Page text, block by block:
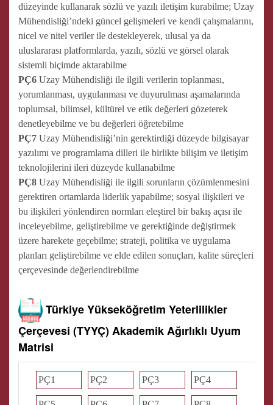
düzeyinde kullanarak sözlü ve yazılı iletişim kurabilme; Uzay
Mühendisliği’ndeki güncel gelişmeleri ve kendi çalışmalarını,
nicel ve nitel veriler ile destekleyerek, ulusal ya da
uluslararası platformlarda, yazılı, sözlü ve görsel olarak
sistemli biçimde aktarabilme
PÇ6 Uzay Mühendisliği ile ilgili verilerin toplanması,
yorumlanması, uygulanması ve duyurulması aşamalarında
toplumsal, bilimsel, kültürel ve etik değerleri gözeterek
denetleyebilme ve bu değerleri öğretebilme
PÇ7 Uzay Mühendisliği’nin gerektirdiği düzeyde bilgisayar
yazılımı ve programlama dilleri ile birlikte bilişim ve iletişim
teknolojilerini ileri düzeyde kullanabilme
PÇ8 Uzay Mühendisliği ile ilgili sorunların çözümlenmesini
gerektiren ortamlarda liderlik yapabilme; sosyal ilişkileri ve
bu ilişkileri yönlendiren normları eleştirel bir bakış açısı ile
inceleyebilme, geliştirebilme ve gerektiğinde değiştirmek
üzere harekete geçebilme; strateji, politika ve uygulama
planları geliştirebilme ve elde edilen sonuçları, kalite süreçleri
çerçevesinde değerlendirebilme
Türkiye Yükseköğretim Yeterlilikler
Çerçevesi (TYYÇ) Akademik Ağırlıklı Uyum
Matrisi
PÇ1 PÇ2 PÇ3 PÇ4